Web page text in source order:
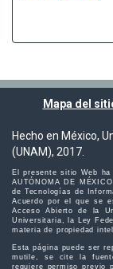
Mapa del
Hecho en México,
(UNAM), 2017.
El presente sitio Web
AUTÓNOMA DE
de Tecnologías de
Acuerdo por el que se
Acceso Abierto de la
Universitaria, la Ley
materia de propiedad
Esta página puede ser
mutile, se cite la
requiere permiso previo